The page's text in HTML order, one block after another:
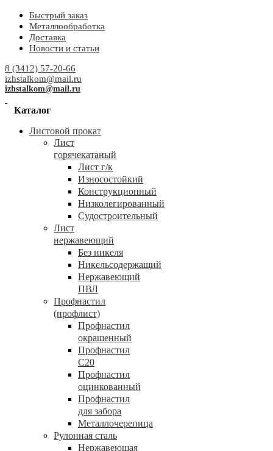
Быстрый заказ
Металлообработка
Доставка
Новости и статьи
8 (3412) 57-20-66
izhstalkom@mail.ru
izhstalkom@mail.ru
Каталог
Листовой прокат
Лист
горячекатаный
Лист г/к
Износостойкий
Конструкционный
Низколегированный
Судостроительный
Лист
нержавеющий
Без никеля
Никельсодержащий
Нержавеющий
ПВЛ
Профнастил
(профлист)
Профнастил
окрашенный
Профнастил
С20
Профнастил
оцинкованный
Профнастил
для забора
Металлочерепица
Рулонная сталь
Нержавеющая